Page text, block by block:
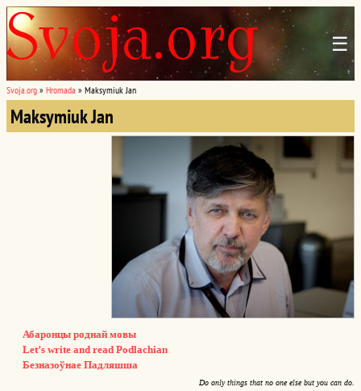
☰
Svoja.org » Hromada » Maksymiuk Jan
Maksymiuk Jan
Абаронцы роднай мовы
Let’s write and read Podlachian
Безназоўнае Падляшша
Do only things that no one else but you can do.